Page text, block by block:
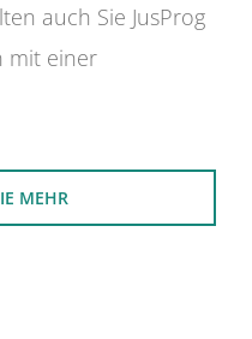
auch Sie JusProg
mit einer
MEHR